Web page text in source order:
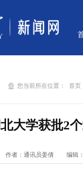
您当前所在位置： 首页
大学获批2
作者：通讯员姜倩 编辑